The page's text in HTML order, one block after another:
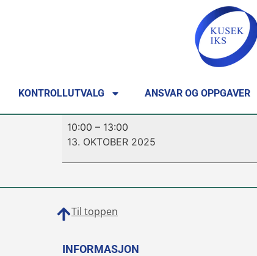
KONTROLLUTVALG ANSVAR OG OPPGAVER
10:00 – 13:00
13. OKTOBER 2025
Til toppen
INFORMASJON